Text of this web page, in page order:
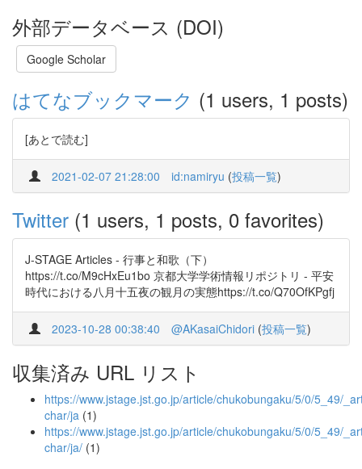
外部データベース (DOI)
Google Scholar
はてなブックマーク (1 users, 1 posts)
[あとで読む]
2021-02-07 21:28:00 id:namiryu (投稿一覧)
Twitter (1 users, 1 posts, 0 favorites)
J-STAGE Articles - 行事と和歌（下）
https://t.co/M9cHxEu1bo 京都大学学術情報リポジトリ - 平安
時代における八月十五夜の観月の実態https://t.co/Q70OfKPgfj
2023-10-28 00:38:40 @AKasaiChidori (投稿一覧)
収集済み URL リスト
https://www.jstage.jst.go.jp/article/chukobungaku/5/0/5_49/
char/ja (1)
https://www.jstage.jst.go.jp/article/chukobungaku/5/0/5_49/
char/ja/ (1)